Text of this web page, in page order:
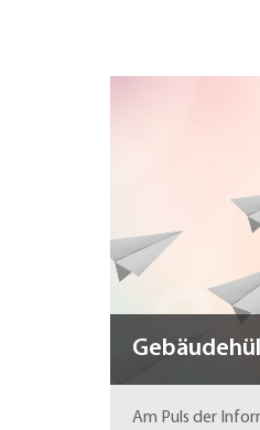
Am Puls der